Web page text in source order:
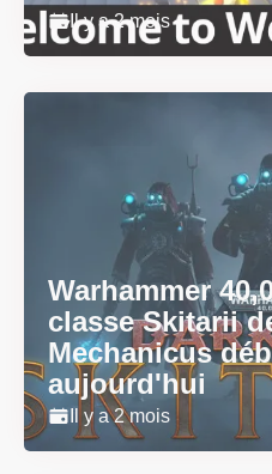
Il y a 2 mois
Warhammer
classe Skitarii
Mechanicus
aujourd'hui
Il y a 2 mois